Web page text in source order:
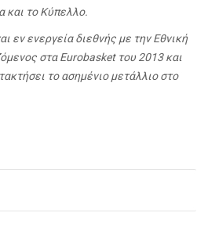
και το Κύπελλο.
εν ενεργεία διεθνής με την Εθνική
στα Eurobasket του 2013 και
το ασημένιο μετάλλιο στο